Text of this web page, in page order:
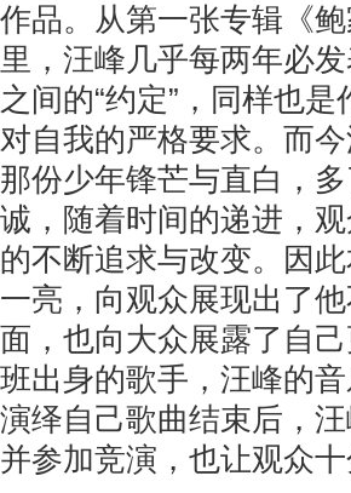
作品。从第一张专辑《
里，汪峰几乎每两年必
之间的“约定”，同样也
对自我的严格要求。而
那份少年锋芒与直白，
诚，随着时间的递进，
的不断追求与改变。因
一亮，向观众展现出了
面，也向大众展露了自
班出身的歌手，汪峰的
演绎自己歌曲结束后，
并参加竞演，也让观众